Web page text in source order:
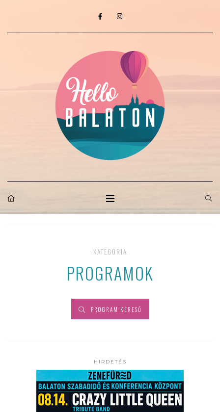
KATEGÓRIA
PROGRAMOK
PROGRAM KERESŐ
HIRDETÉS